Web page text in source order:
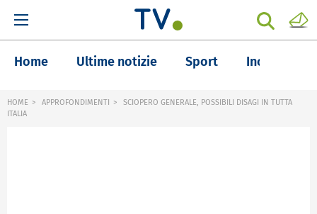
Home Ultime notizie Sport Inchieste
HOME APPROFONDIMENTI
SCIOPERO GENERALE, POSSIBILI DISAGI IN TUTTA
ITALIA